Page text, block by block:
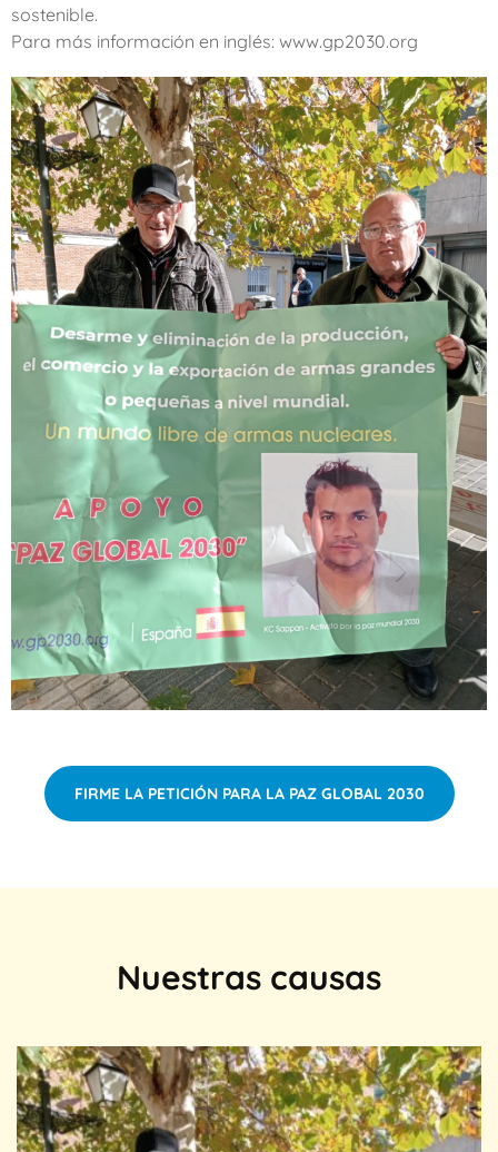
sostenible.
Para más información en inglés: www.gp2030.org
FIRME LA PETICIÓN PARA LA PAZ GLOBAL 2030
Nuestras causas